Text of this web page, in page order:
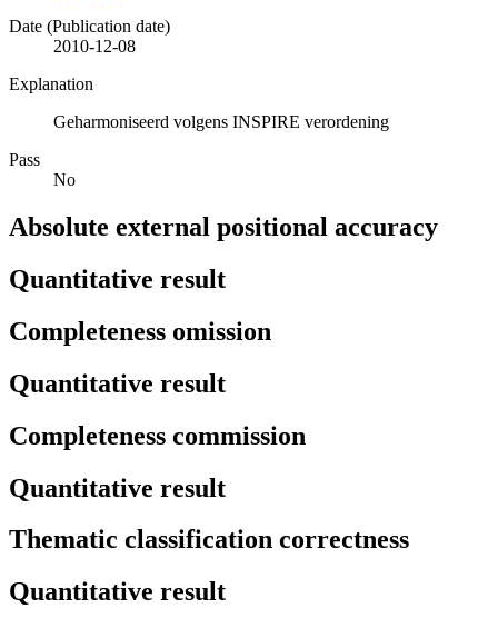
Date (Publication date)
2010-12-08
Explanation
Geharmoniseerd volgens INSPIRE verordening
Pass
No
Absolute external positional accuracy
Quantitative result
Completeness omission
Quantitative result
Completeness commission
Quantitative result
Thematic classification correctness
Quantitative result